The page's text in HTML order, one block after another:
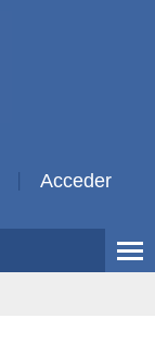
Acceder